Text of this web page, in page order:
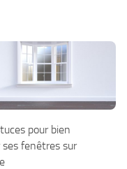
pour bien
ses fenêtres sur